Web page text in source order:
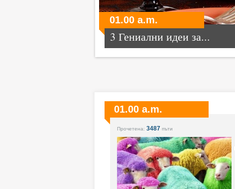
01.00 a.m.
3 Гениални идеи за...
01.00 a.m.
Прочетена: 3487 пъти